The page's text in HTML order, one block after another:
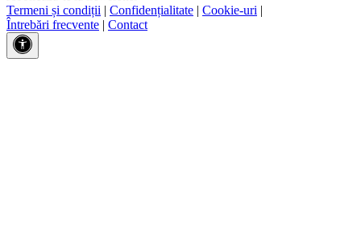
Termeni și condiții | Confidențialitate | Cookie-uri |
Întrebări frecvente | Contact